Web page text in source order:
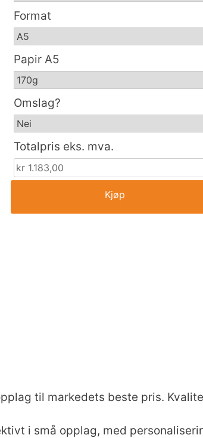
Format
Papir A5
Omslag?
Totalpris eks. mva.
Kjøp
til markedets beste pris.
i små opplag, med